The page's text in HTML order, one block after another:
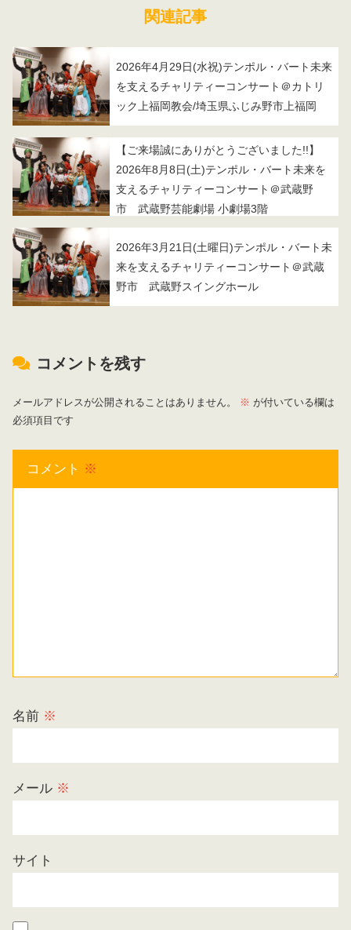
関連記事
2026年4月29日(水祝)テンポル・バート未来
を支えるチャリティーコンサート＠カトリ
ック上福岡教会/埼玉県ふじみ野市上福岡
【ご来場誠にありがとうございました!!】
2026年8月8日(土)テンポル・バート未来を
支えるチャリティーコンサート＠武蔵野
市 武蔵野芸能劇場 小劇場3階
2026年3月21日(土曜日)テンポル・バート未
来を支えるチャリティーコンサート＠武蔵
野市 武蔵野スイングホール
コメントを残す
メールアドレスが公開されることはありません。 ※ が付いている欄は
必須項目です
コメント ※
名前 ※
メール ※
サイト